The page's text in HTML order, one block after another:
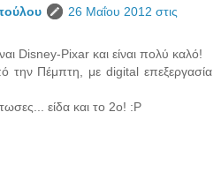
26 Μαΐου 2012 στις
Disney-Pixar και είναι πολύ καλό!
την Πέμπτη, με digital επεξεργασία
είδα και το 2ο! :P